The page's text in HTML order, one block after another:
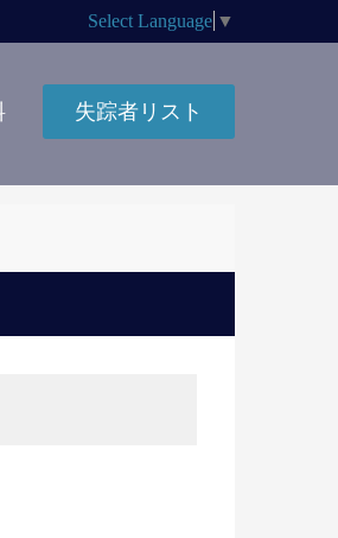
Select Language ▼
失踪者リスト